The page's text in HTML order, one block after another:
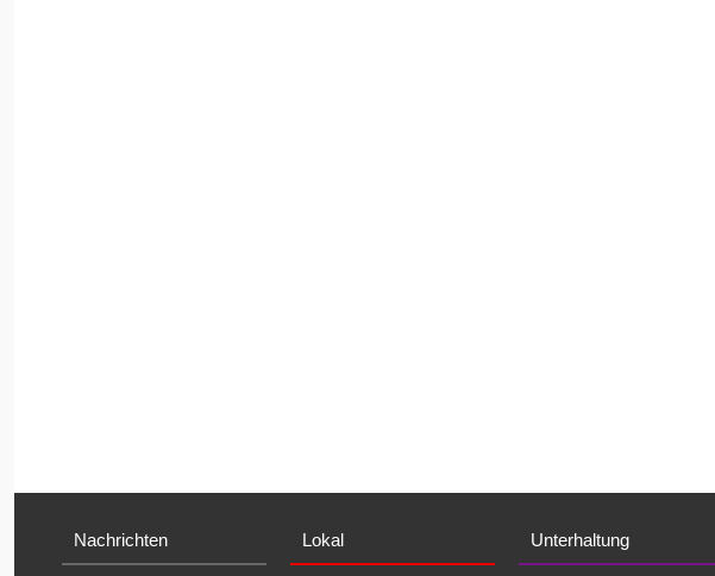
Nachrichten Lokal Unterhaltung